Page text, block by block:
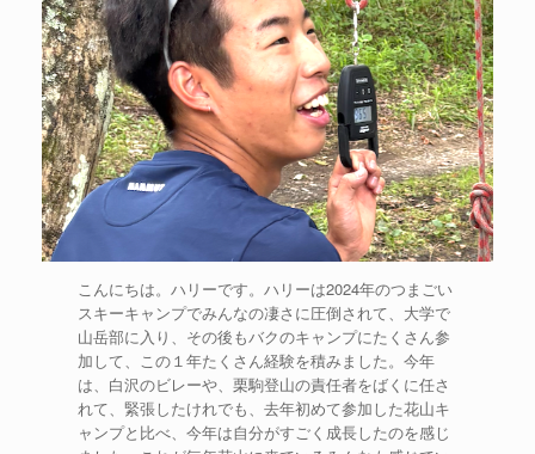
こんにちは。ハリーです。ハリーは2024年のつまごい
スキーキャンプでみんなの凄さに圧倒されて、大学で
山岳部に入り、その後もバクのキャンプにたくさん参
加して、この１年たくさん経験を積みました。今年
は、白沢のビレーや、栗駒登山の責任者をばくに任さ
れて、緊張したけれでも、去年初めて参加した花山キ
ャンプと比べ、今年は自分がすごく成長したのを感じ